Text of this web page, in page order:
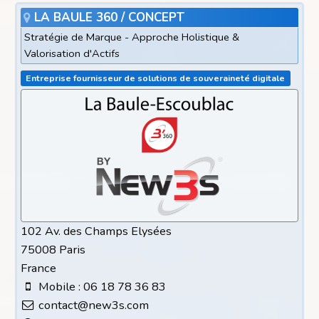
LA BAULE 360 / CONCEPT
Stratégie de Marque - Approche Holistique &
Valorisation d'Actifs
Entreprise fournisseur de solutions de souveraineté digitale
102 Av. des Champs Elysées
75008 Paris
France
Mobile : 06 18 78 36 83
contact@new3s.com